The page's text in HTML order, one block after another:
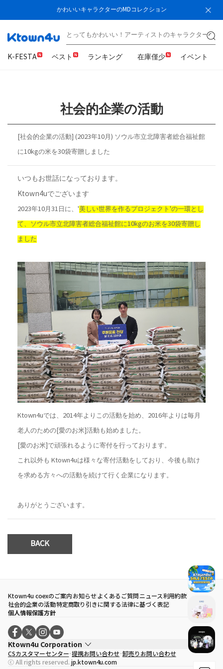
かわいいキャラクターのMDコレクション
K-FESTA ベスト ランキング 在庫僅少 イベント
社会的企業の活動
[社会的企業の活動] (2023年10月) ソウル市立北障害者総合福祉館
に10kgの米を30袋寄贈しました
いつもお世話になっております。
Ktown4uでございます
2023年10月31日に、'美しい世界を作るプロジェクト'の一環とし
て、ソウル市立北障害者総合福祉館に10kgのお米を30袋寄贈し
ました
Ktown4uでは、2014年よりこの活動を始め、2016年よりは毎月
老人のための[愛のお米]活動も始めました。
[愛のお米]で頑張れるように寄付を行っております。
これ以外も Ktown4uは様々な寄付活動をしており、今後も助け
を求める方々への活動を続けて行く企業になります。
ありがとうございます。
BACK